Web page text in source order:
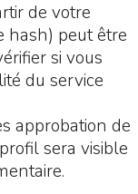
de votre
hash) peut être
si vous
du service
approbation de
sera visible